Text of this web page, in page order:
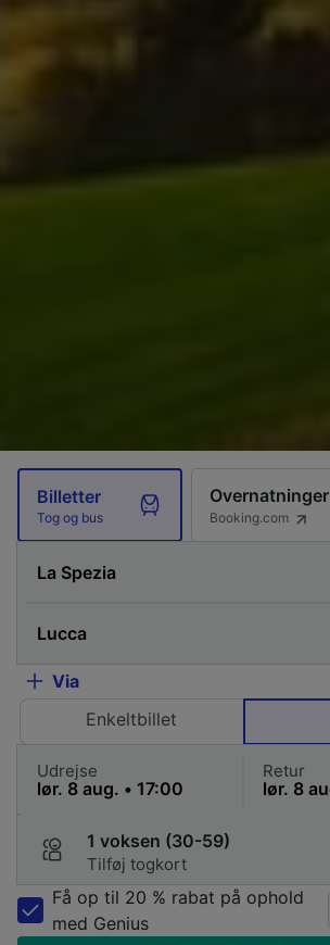
Billetter
Tog og bus
Overnatninger
Booking.com
Via
Enkeltbillet
Udrejse Retur
1 voksen (30-59)
Tilføj togkort
Få op til 20 % rabat på ophold
med Genius